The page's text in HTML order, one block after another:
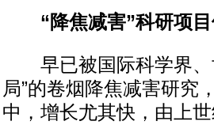
“降焦减害”科研项目
早已被国际科学界、
局”的卷烟降焦减害研究
中，增长尤其快，由上